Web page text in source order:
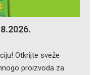
Otkrijte sveže
proizvoda za